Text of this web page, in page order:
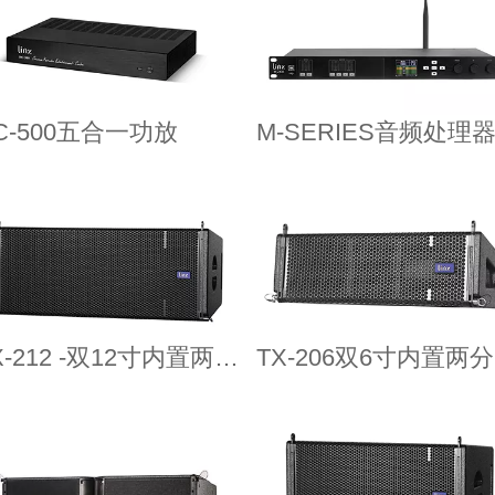
500五合一功放 M-SERIES音频处理器
TX-212 -双12寸内置两分频线阵音箱